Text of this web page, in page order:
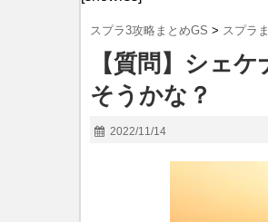
スプラ3攻略まとめGS > スプラ
【質問】シェ
そうかな？
2022/11/14